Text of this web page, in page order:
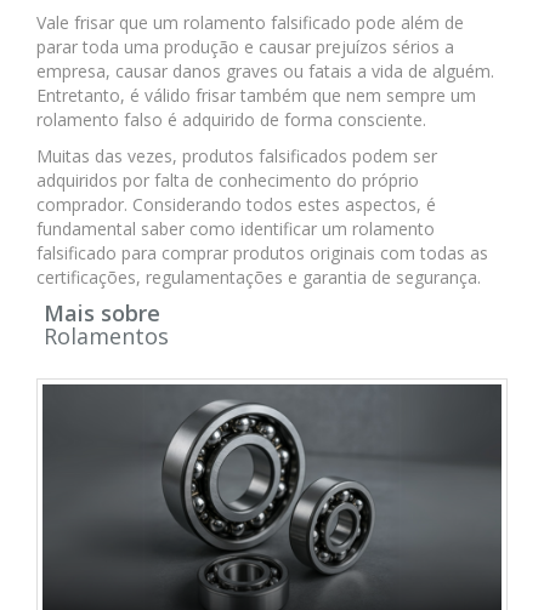
Vale frisar que um rolamento falsificado pode além de
parar toda uma produção e causar prejuízos sérios a
empresa, causar danos graves ou fatais a vida de alguém.
Entretanto, é válido frisar também que nem sempre um
rolamento falso é adquirido de forma consciente.
Muitas das vezes, produtos falsificados podem ser
adquiridos por falta de conhecimento do próprio
comprador. Considerando todos estes aspectos, é
fundamental saber como identificar um rolamento
falsificado para comprar produtos originais com todas as
certificações, regulamentações e garantia de segurança.
Mais sobre
Rolamentos